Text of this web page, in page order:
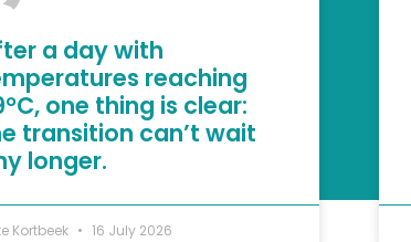
a day with
reaching
one thing is clear:
transition can’t wait
longer.
Kortbeek 16 July 2026